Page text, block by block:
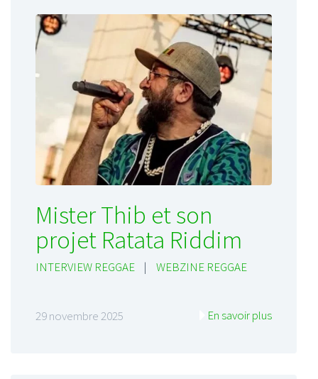
Mister Thib et son
projet Ratata Riddim
INTERVIEW REGGAE | WEBZINE REGGAE
29 novembre 2025 En savoir plus